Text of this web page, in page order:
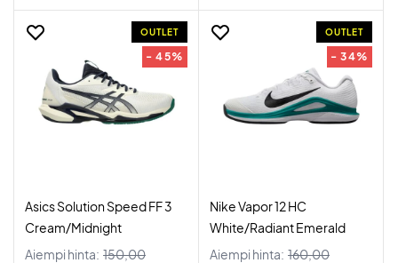
OUTLET
- 45%
Asics Solution Speed FF 3
Cream/Midnight
Aiempi hinta: 150,00
OUTLET
- 34%
Nike Vapor 12 HC
White/Radiant Emerald
Aiempi hinta: 160,00